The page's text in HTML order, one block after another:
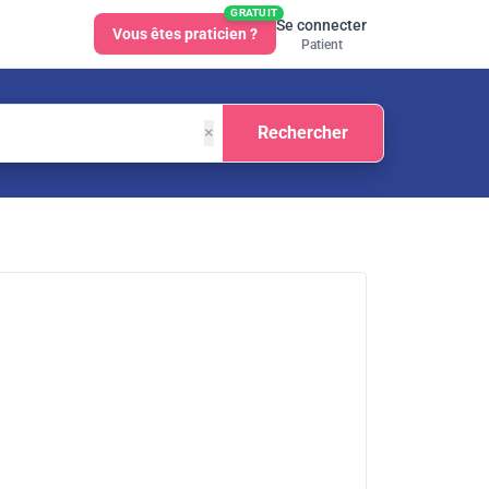
Vous êtes praticien ?
GRATUIT
Se connecter
Patient
× Rechercher